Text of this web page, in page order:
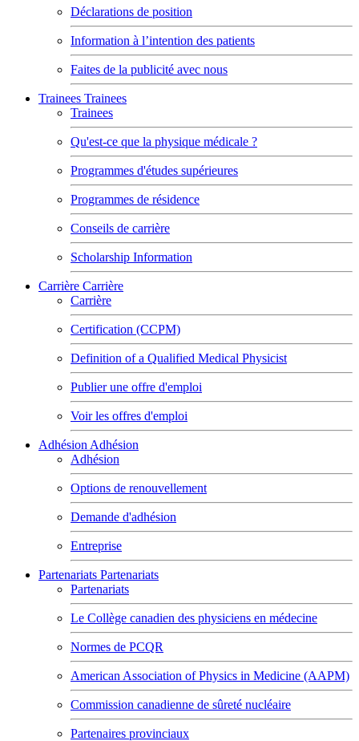
Déclarations de position
Information à l’intention des patients
Faites de la publicité avec nous
Trainees Trainees
Trainees
Qu'est-ce que la physique médicale ?
Programmes d'études supérieures
Programmes de résidence
Conseils de carrière
Scholarship Information
Carrière Carrière
Carrière
Certification (CCPM)
Definition of a Qualified Medical Physicist
Publier une offre d'emploi
Voir les offres d'emploi
Adhésion Adhésion
Adhésion
Options de renouvellement
Demande d'adhésion
Entreprise
Partenariats Partenariats
Partenariats
Le Collège canadien des physiciens en médecine
Normes de PCQR
American Association of Physics in Medicine (AAPM)
Commission canadienne de sûreté nucléaire
Partenaires provinciaux